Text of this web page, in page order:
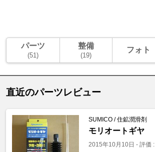
パーツ
(51)
整備
(19)
フォト
直近のパーツレビュー
SUMICO / 住鉱潤滑剤
モリオートギヤ
2015年10月10日 - 評価 :